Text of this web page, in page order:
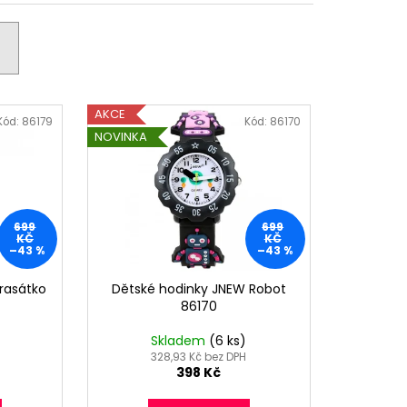
699
KČ
–43 %
86179
AKCE
NOVINKA
699
KČ
–43 %
Dětské hodinky JNEW Robot
86170
Skladem (6 ks)
328,93 Kč bez DPH
398 Kč
Kód: 86170
GTUP® EMO GT-1330W